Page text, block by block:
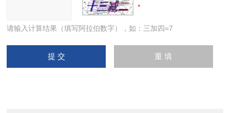
请输入计算结果（填写阿拉伯数字），如：三加四=7